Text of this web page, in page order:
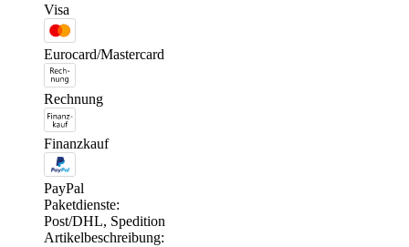
Visa
Eurocard/Mastercard
Rechnung
Finanzkauf
PayPal
Paketdienste:
Post/DHL, Spedition
Artikelbeschreibung: